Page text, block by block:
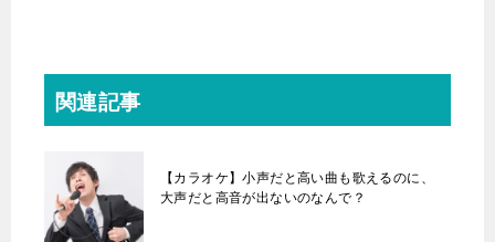
関連記事
【カラオケ】小声だと高い曲も歌えるのに、
大声だと高音が出ないのなんで？